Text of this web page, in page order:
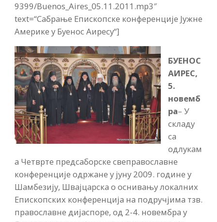
9399/Buenos_Aires_05.11.2011.mp3″
text=“Сабрање Епископске конференције Јужне
Америке у Буенос Аиресу“]
БУЕНОС
АИРЕС,
5.
новемб
ра– У
складу
са
одлукам
а Четврте предсаборске свеправославне
конференције одржане у јуну 2009. године у
Шамбезију, Швајцарска о оснивању локалних
Епископских конференција на подручјима тзв.
православне дијаспоре, од 2-4. новембра у